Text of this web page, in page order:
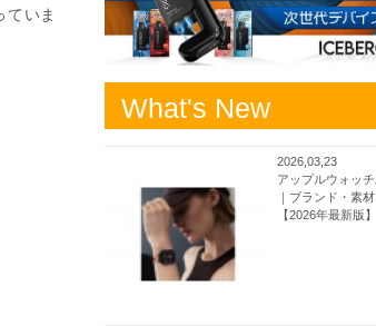
いま
What's New
2026,03,23
アップルウォッ
｜ブランド・素
【2026年最新版】